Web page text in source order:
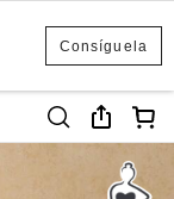
Consíguela